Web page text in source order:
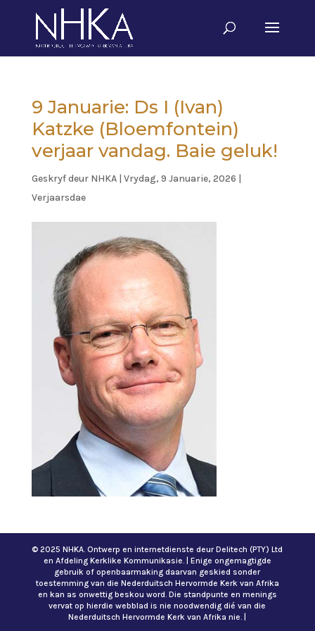
9 Januarie: Ds I (Ivan)
Katzke (Bloemfontein)
verjaar vandag. Baie geluk!
Geskryf deur NHKA| Vrydag, 9 Januarie, 2026 |
Verjaarsdae
© 2025 NHKA. Ontwerp en internetdienste deur Delitech (PTY) Ltd
en Afdeling Kerklike Kommunikasie. | Enige ongemagtigde
gebruik of openbaarmaking daarvan geskied sonder
toestemming van die Nederduitsch Hervormde Kerk van Afrika
en kan as onwettig beskou word. Die standpunte en menings
vervat op hierdie webblad is nie noodwendig dié van die
Nederduitsch Hervormde Kerk van Afrika nie. |